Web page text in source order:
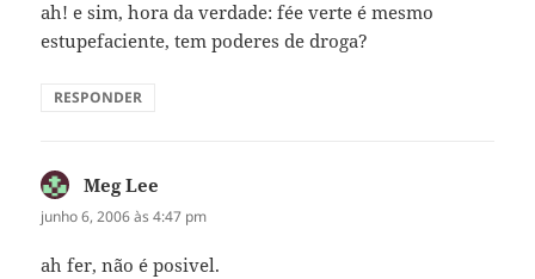
ah! e sim, hora da verdade: fée verte é mesmo
estupefaciente, tem poderes de droga?
RESPONDER
Meg Lee
junho 6, 2006 às 4:47 pm
ah fer, não é posivel.